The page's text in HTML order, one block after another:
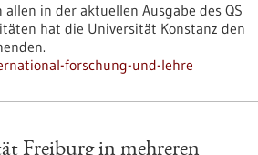
in der aktuellen Ausgabe des QS
hat die Universität Konstanz den
forschung-und-lehre
Freiburg in mehreren